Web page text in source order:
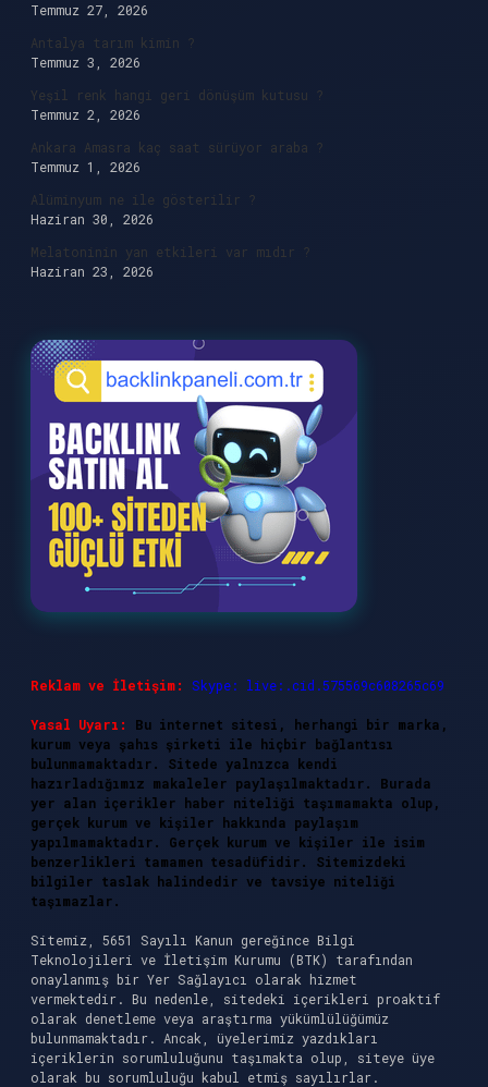
Temmuz 27, 2026
Antalya tarım kimin ?
Temmuz 3, 2026
Yeşil renk hangi geri dönüşüm kutusu ?
Temmuz 2, 2026
Ankara Amasra kaç saat sürüyor araba ?
Temmuz 1, 2026
Alüminyum ne ile gösterilir ?
Haziran 30, 2026
Melatoninin yan etkileri var mıdır ?
Haziran 23, 2026
Reklam ve İletişim: Skype: live:.cid.575569c608265c69
Yasal Uyarı:
Bu internet sitesi, herhangi bir marka,
kurum veya şahıs şirketi ile hiçbir bağlantısı
bulunmamaktadır. Sitede yalnızca kendi
hazırladığımız makaleler paylaşılmaktadır. Burada
yer alan içerikler haber niteliği taşımamakta olup,
gerçek kurum ve kişiler hakkında paylaşım
yapılmamaktadır. Gerçek kurum ve kişiler ile isim
benzerlikleri tamamen tesadüfidir. Sitemizdeki
bilgiler taslak halindedir ve tavsiye niteliği
taşımazlar.
Sitemiz, 5651 Sayılı Kanun gereğince Bilgi
Teknolojileri ve İletişim Kurumu (BTK) tarafından
onaylanmış bir Yer Sağlayıcı olarak hizmet
vermektedir. Bu nedenle, sitedeki içerikleri proaktif
olarak denetleme veya araştırma yükümlülüğümüz
bulunmamaktadır. Ancak, üyelerimiz yazdıkları
içeriklerin sorumluluğunu taşımakta olup, siteye üye
olarak bu sorumluluğu kabul etmiş sayılırlar.